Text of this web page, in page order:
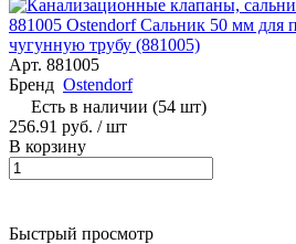
881005 Ostendorf Сальник 50 мм для
чугунную трубу (881005)
Арт. 881005
Бренд Ostendorf
Есть в наличии (54 шт)
256.91 руб. / шт
В корзину
Быстрый просмотр